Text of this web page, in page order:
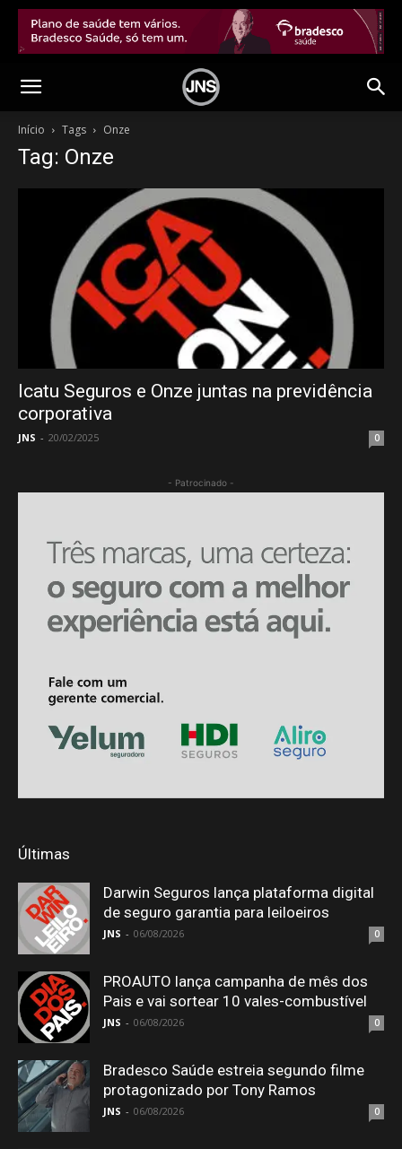
Início Tags Onze
Tag: Onze
Icatu Seguros e Onze juntas na previdência
corporativa
JNS - 20/02/2025 0
- Patrocinado -
Últimas
Darwin Seguros lança plataforma digital
de seguro garantia para leiloeiros
JNS - 06/08/2026 0
PROAUTO lança campanha de mês dos
Pais e vai sortear 10 vales-combustível
JNS - 06/08/2026 0
Bradesco Saúde estreia segundo filme
protagonizado por Tony Ramos
JNS - 06/08/2026 0